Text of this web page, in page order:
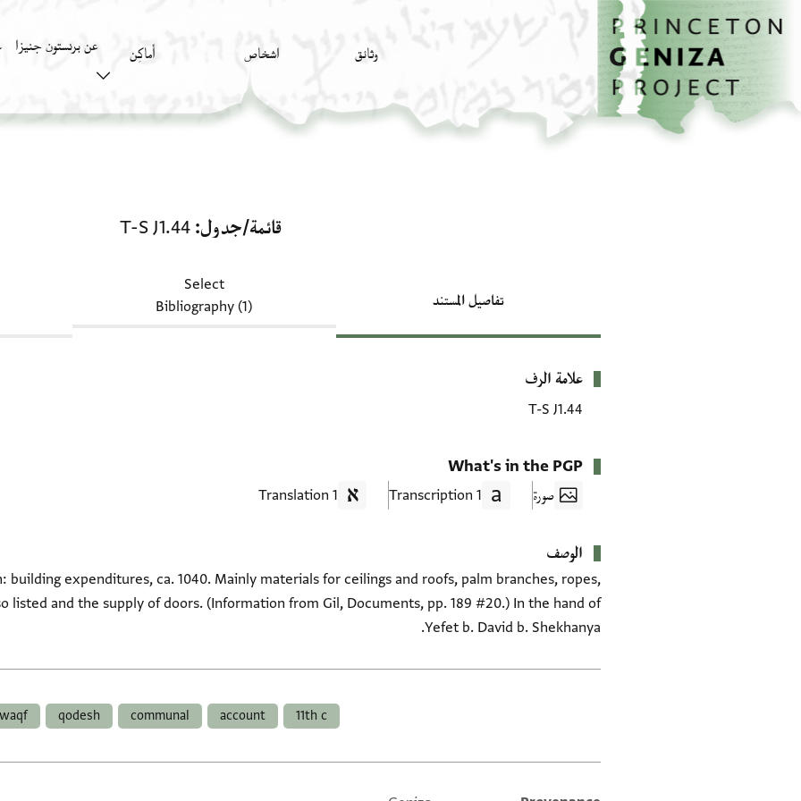
تخطي إلى المحتوى الرئيسي
الصفحة الرئيسية
وثائق اشخاص أَماكِن عن برنستون جنيزا
قائمة/جدول T-S J1.44
تفاصيل المستند
Select
Bibliography (1)
بيانات التعريف
علامة الرف
T-S J1.44
What's in the PGP
صورة 1 Transcription
1 Translation
الوصف
building expenditures, ca. 1040. Mainly materials for ceilings and roofs, palm branches, ropes,
listed and the supply of doors. (Information from Gil, Documents, pp. 189 #20.) In the hand of
Yefet b. David b. Shekhanya.
11th c
account
communal
qodesh
waqf